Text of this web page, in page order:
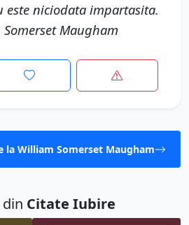
este niciodata impartasita.
Maugham
la William Somerset Maugham
Citate Iubire